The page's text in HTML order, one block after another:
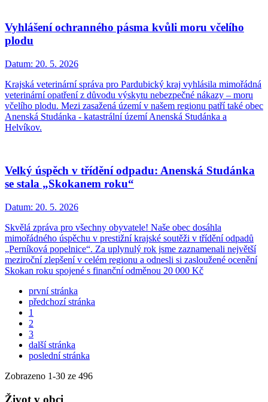
Vyhlášení ochranného pásma kvůli moru včelího
plodu
Datum: 20. 5. 2026
Krajská veterinární správa pro Pardubický kraj vyhlásila mimořádná
veterinární opatření z důvodu výskytu nebezpečné nákazy – moru
včelího plodu. Mezi zasažená území v našem regionu patří také obec
Anenská Studánka - katastrální území Anenská Studánka a
Helvíkov.
Velký úspěch v třídění odpadu: Anenská Studánka
se stala „Skokanem roku“
Datum: 20. 5. 2026
Skvělá zpráva pro všechny obyvatele! Naše obec dosáhla
mimořádného úspěchu v prestižní krajské soutěži v třídění odpadů
„Perníková popelnice“. Za uplynulý rok jsme zaznamenali největší
meziroční zlepšení v celém regionu a odnesli si zasloužené ocenění
Skokan roku spojené s finanční odměnou 20 000 Kč
první stránka
předchozí stránka
1
2
3
další stránka
poslední stránka
Zobrazeno 1-30 ze 496
Život v obci